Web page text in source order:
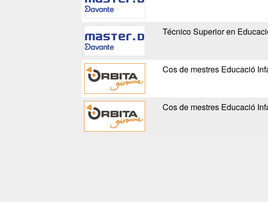
Técnico Superior en
Cos de mestres Educació
Cos de mestres Educació